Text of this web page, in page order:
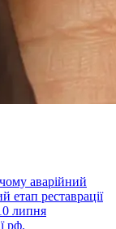
аварійний
етап реставрації
липня
рф.